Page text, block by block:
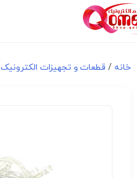
خانه / قطعات و تجهیزات الکترونیک